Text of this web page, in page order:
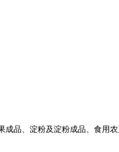
、淀粉及淀粉成品、食用农